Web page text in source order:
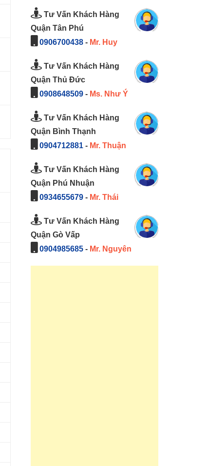
Tư Vấn Khách Hàng
Quận Tân Phú
0906700438- Mr. Huy
Tư Vấn Khách Hàng
Quận Thủ Đức
0908648509- Ms. Như Ý
Tư Vấn Khách Hàng
Quận Bình Thạnh
0904712881- Mr. Thuận
Tư Vấn Khách Hàng
Quận Phú Nhuận
0934655679- Mr. Thái
Tư Vấn Khách Hàng
Quận Gò Vấp
0904985685- Mr. Nguyên